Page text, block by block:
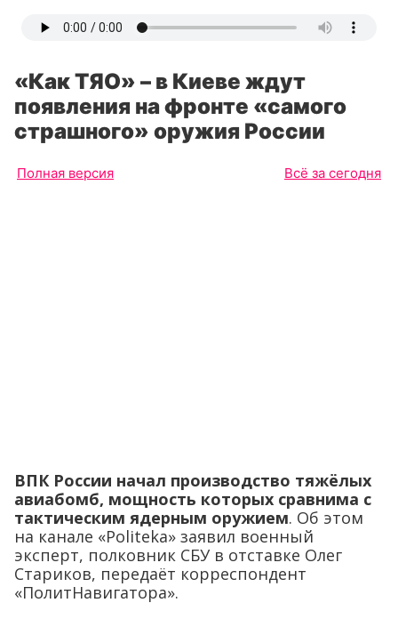
«Как ТЯО» – в Киеве ждут
появления на фронте «самого
страшного» оружия России
Полная версия Всё за сегодня
ВПК России начал производство тяжёлых
авиабомб, мощность которых сравнима с
тактическим ядерным оружием. Об этом
на канале «Politeka» заявил военный
эксперт, полковник СБУ в отставке Олег
Стариков, передаёт корреспондент
«ПолитНавигатора».